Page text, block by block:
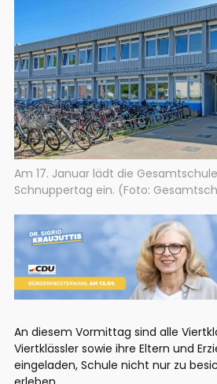
Am 17. Januar lädt die
Schnuppertag ein. (Foto:
An diesem Vormittag sind alle
Viertklässler sowie ihre Eltern und
eingeladen, Schule nicht nur zu